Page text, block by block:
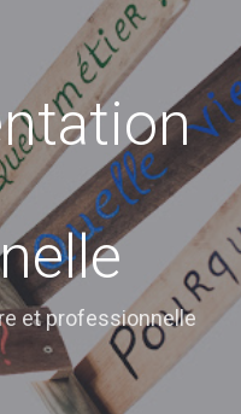
et professionnelle